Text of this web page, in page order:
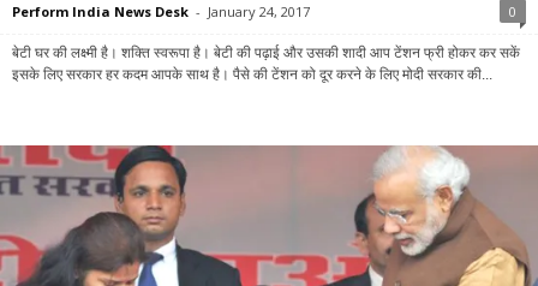
Perform India News Desk - January 24, 2017 0
बेटी घर की लक्ष्मी है। शक्ति स्वरूपा है। बेटी की पढ़ाई और उसकी शादी आप टेंशन फ्री होकर कर सकें
इसके लिए सरकार हर कदम आपके साथ है। पैसे की टेंशन को दूर करने के लिए मोदी सरकार की...